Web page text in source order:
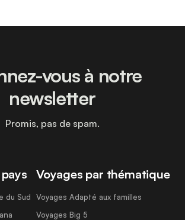
du Sud
Voyages par thématique
Voyages Adapté aux familles
Voyages Big 5
vous à notre
newsletter
Promis, pas de spam.